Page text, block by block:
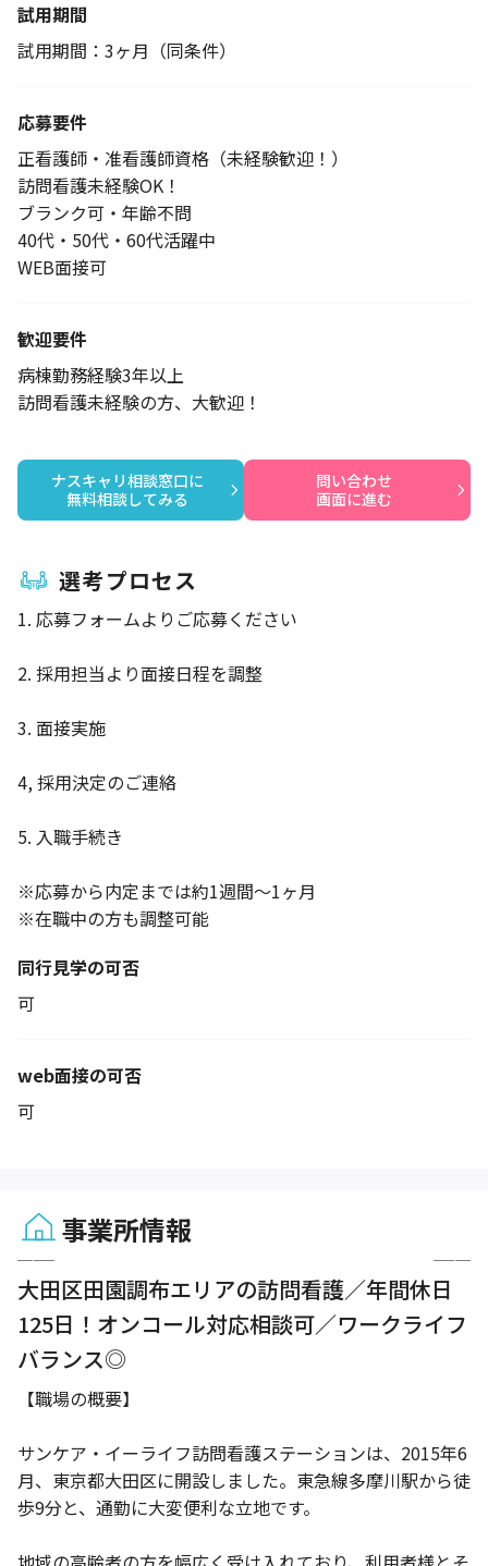
試用期間
試用期間：3ヶ月（同条件）
応募要件
正看護師・准看護師資格（未経験歓迎！）
訪問看護未経験OK！
ブランク可・年齢不問
40代・50代・60代活躍中
WEB面接可
歓迎要件
病棟勤務経験3年以上
訪問看護未経験の方、大歓迎！
ナスキャリ相談窓口に
無料相談してみる
問い合わせ
画面に進む
選考プロセス
1. 応募フォームよりご応募ください
2. 採用担当より面接日程を調整
3. 面接実施
4, 採用決定のご連絡
5. 入職手続き
※応募から内定までは約1週間～1ヶ月
※在職中の方も調整可能
同行見学の可否
可
web面接の可否
可
事業所情報
大田区田園調布エリアの訪問看護／年間休日
125日！オンコール対応相談可／ワークライフ
バランス◎
【職場の概要】
サンケア・イーライフ訪問看護ステーションは、2015年6
月、東京都大田区に開設しました。東急線多摩川駅から徒
歩9分と、通勤に大変便利な立地です。